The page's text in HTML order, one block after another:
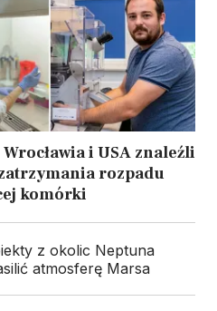
Wrocławia i USA znaleźli
rozpadu
komórki
z okolic Neptuna
atmosferę Marsa